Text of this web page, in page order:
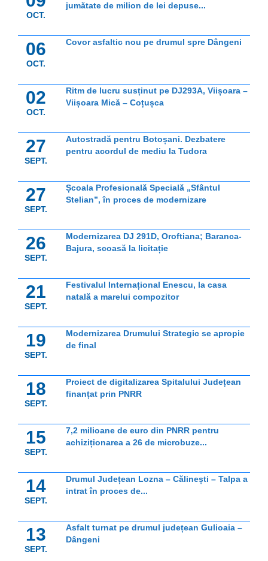
OCT.
jumătate de milion de lei depuse...
06
OCT.
Covor asfaltic nou pe drumul spre Dângeni
02
OCT.
Ritm de lucru susținut pe DJ293A, Viișoara –
Viișoara Mică – Coțușca
27
SEPT.
Autostradă pentru Botoșani. Dezbatere
pentru acordul de mediu la Tudora
27
SEPT.
Școala Profesională Specială „Sfântul
Stelian”, în proces de modernizare
26
SEPT.
Modernizarea DJ 291D, Oroftiana; Baranca-
Bajura, scoasă la licitație
21
SEPT.
Festivalul Internațional Enescu, la casa
natală a marelui compozitor
19
SEPT.
Modernizarea Drumului Strategic se apropie
de final
18
SEPT.
Proiect de digitalizarea Spitalului Județean
finanțat prin PNRR
15
SEPT.
7,2 milioane de euro din PNRR pentru
achiziționarea a 26 de microbuze...
14
SEPT.
Drumul Județean Lozna – Călinești – Talpa a
intrat în proces de...
13
SEPT.
Asfalt turnat pe drumul județean Gulioaia –
Dângeni